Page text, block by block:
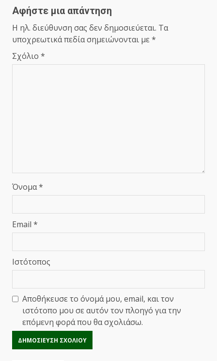
Αφήστε μια απάντηση
Η ηλ. διεύθυνση σας δεν δημοσιεύεται. Τα
υποχρεωτικά πεδία σημειώνονται με *
Σχόλιο *
Όνομα*
Email *
Ιστότοπος
Αποθήκευσε το όνομά μου, email, και τον
ιστότοπο μου σε αυτόν τον πλοηγό για την
επόμενη φορά που θα σχολιάσω.